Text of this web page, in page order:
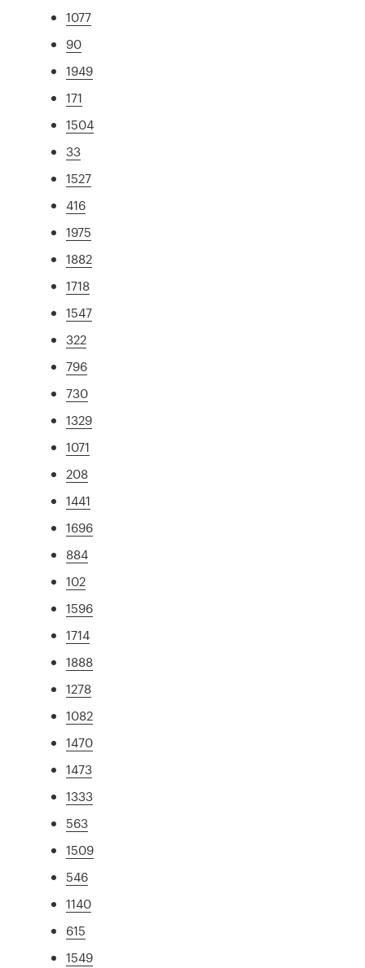
1077
90
1949
171
1504
33
1527
416
1975
1882
1718
1547
322
796
730
1329
1071
208
1441
1696
884
102
1596
1714
1888
1278
1082
1470
1473
1333
563
1509
546
1140
615
1549